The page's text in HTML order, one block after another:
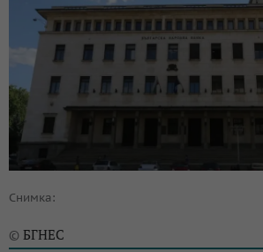
Снимка:
© БГНЕС